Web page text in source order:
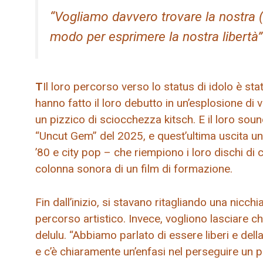
“Vogliamo davvero trovare la
modo per esprimere la nostra
TIl loro percorso verso lo status di idolo è
hanno fatto il loro debutto in un’esplosione
un pizzico di sciocchezza kitsch. E il loro
“Uncut Gem” del 2025, e quest’ultima uscita
’80 e city pop – che riempiono i loro dischi
colonna sonora di un film di formazione.
Fin dall’inizio, si stavano ritagliando una
percorso artistico. Invece, vogliono lasciare
delulu. “Abbiamo parlato di essere liberi e
e c’è chiaramente un’enfasi nel perseguire